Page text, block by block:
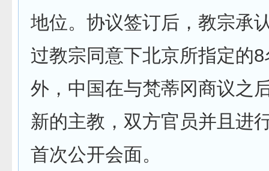
地位。协议签订后，教宗承
过教宗同意下北京所指定的
外，中国在与梵蒂冈商议之
新的主教，双方官员并且进
首次公开会面。